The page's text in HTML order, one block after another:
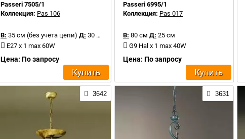
Passeri 7505/1
Коллекция: Pas 106
В: 35 см (без учета цепи) Д: 30 см
E27 x 1 max 60W
Цена: По запросу
Купить
Passeri 6995/1
Коллекция: Pas 017
В: 80 см Д: 25 см
G9 Hal x 1 max 40W
Цена: По запросу
Купить
3642 3631